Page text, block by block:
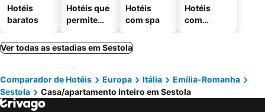
Hotéis
baratos
Hotéis que
permitem
Hotéis
com spa
Hotéis
com
Ver todas as estadias em Sestola
Comparador de Hotéis Europa Itália
Emília-Romanha
Sestola
Casa/apartamento inteiro em Sestola